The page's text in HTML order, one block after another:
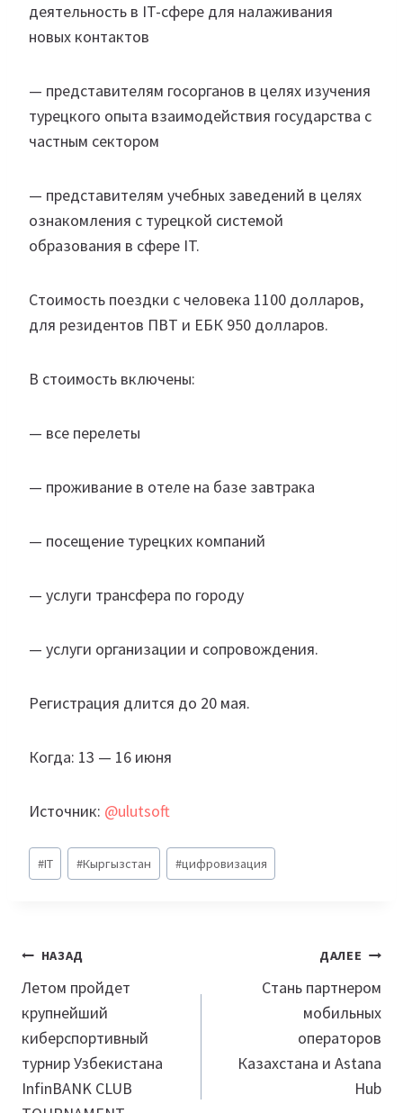
деятельность в IT-сфере для налаживания
новых контактов
— представителям госорганов в целях изучения
турецкого опыта взаимодействия государства с
частным сектором
— представителям учебных заведений в целях
ознакомления с турецкой системой
образования в сфере IT.
Стоимость поездки с человека 1100 долларов,
для резидентов ПВТ и ЕБК 950 долларов.
В стоимость включены:
— все перелеты
— проживание в отеле на базе завтрака
— посещение турецких компаний
— услуги трансфера по городу
— услуги организации и сопровождения.
Регистрация длится до 20 мая.
Когда: 13 — 16 июня
Источник: @ulutsoft
Метки
записи:
#IT #Кыргызстан #цифровизация
Навигация
по
записям
НАЗАД
Летом пройдет
крупнейший
киберспортивный
турнир Узбекистана
InfinBANK CLUB
ДАЛЕЕ
Стань партнером
мобильных
операторов
Казахстана и Astana
Hub